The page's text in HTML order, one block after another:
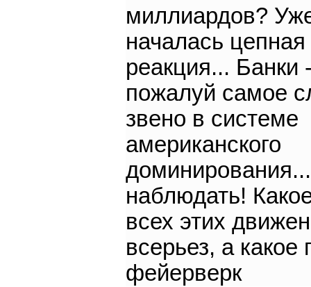
миллиардов?
началась цепная
реакция... Банки
пожалуй самое
звено в системе
американского
наблюдать!
всех этих
всерьез, а какое
фейерверк